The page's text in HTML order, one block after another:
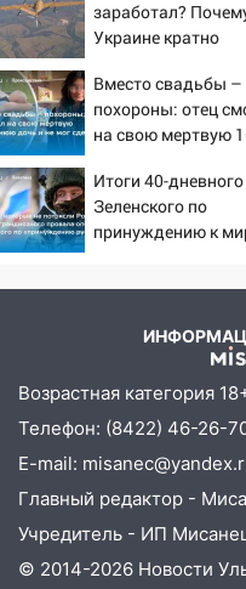
13:54
В мэрии
как устраняют
шторма
13:49
Стихия
Ульяновск:
Орджоникидзе
13:47
На Нижней
ветром вырвало
СТО на
транспорту: в
сошёл с рельсов
13:22 Упавшие
дороги в
13:17
Непогода в
закончится
заработал?
Украине кратно
попаданий по
ВСУ
Вместо свадьбы –
похороны: отец
на свою мертвую
сдержать слезы
Итоги 40-
Зеленского по
принуждению к
Возрастная категория
Телефон: (8422) 46-26-
E-mail:
Главный редактор -
Учредитель - ИП
© 2014-2026 Новости